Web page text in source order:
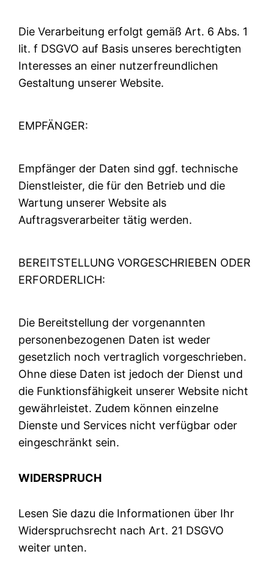
Die Verarbeitung erfolgt gemäß Art. 6 Abs. 1
lit. f DSGVO auf Basis unseres berechtigten
Interesses an einer nutzerfreundlichen
Gestaltung unserer Website.
EMPFÄNGER:
Empfänger der Daten sind ggf. technische
Dienstleister, die für den Betrieb und die
Wartung unserer Website als
Auftragsverarbeiter tätig werden.
BEREITSTELLUNG VORGESCHRIEBEN ODER
ERFORDERLICH:
Die Bereitstellung der vorgenannten
personenbezogenen Daten ist weder
gesetzlich noch vertraglich vorgeschrieben.
Ohne diese Daten ist jedoch der Dienst und
die Funktionsfähigkeit unserer Website nicht
gewährleistet. Zudem können einzelne
Dienste und Services nicht verfügbar oder
eingeschränkt sein.
WIDERSPRUCH
Lesen Sie dazu die Informationen über Ihr
Widerspruchsrecht nach Art. 21 DSGVO
weiter unten.